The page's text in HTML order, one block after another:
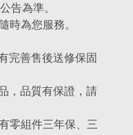
告為準。
時為您服務。
完善售後送修保固
，品質有保證，請
零組件三年保、三